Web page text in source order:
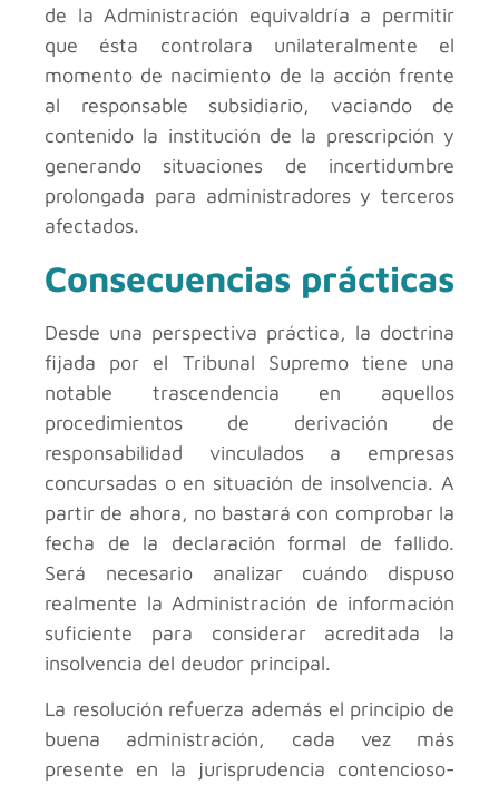
de la Administración equivaldría a permitir
que ésta controlara unilateralmente el
momento de nacimiento de la acción frente
al responsable subsidiario, vaciando de
contenido la institución de la prescripción y
generando situaciones de incertidumbre
prolongada para administradores y terceros
afectados.
Consecuencias prácticas
Desde una perspectiva práctica, la doctrina
fijada por el Tribunal Supremo tiene una
notable trascendencia en aquellos
procedimientos de derivación de
responsabilidad vinculados a empresas
concursadas o en situación de insolvencia. A
partir de ahora, no bastará con comprobar la
fecha de la declaración formal de fallido.
Será necesario analizar cuándo dispuso
realmente la Administración de información
suficiente para considerar acreditada la
insolvencia del deudor principal.
La resolución refuerza además el principio de
buena administración, cada vez más
presente en la jurisprudencia contencioso-